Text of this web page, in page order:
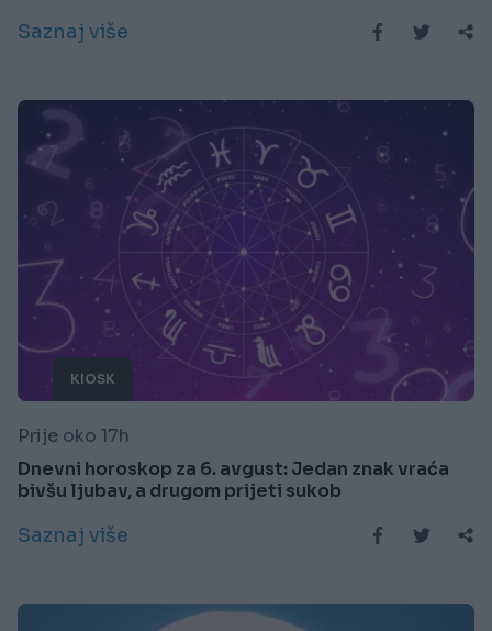
Saznaj više
KIOSK
Prije oko 17h
Dnevni horoskop za 6. avgust: Jedan znak vraća
bivšu ljubav, a drugom prijeti sukob
Saznaj više